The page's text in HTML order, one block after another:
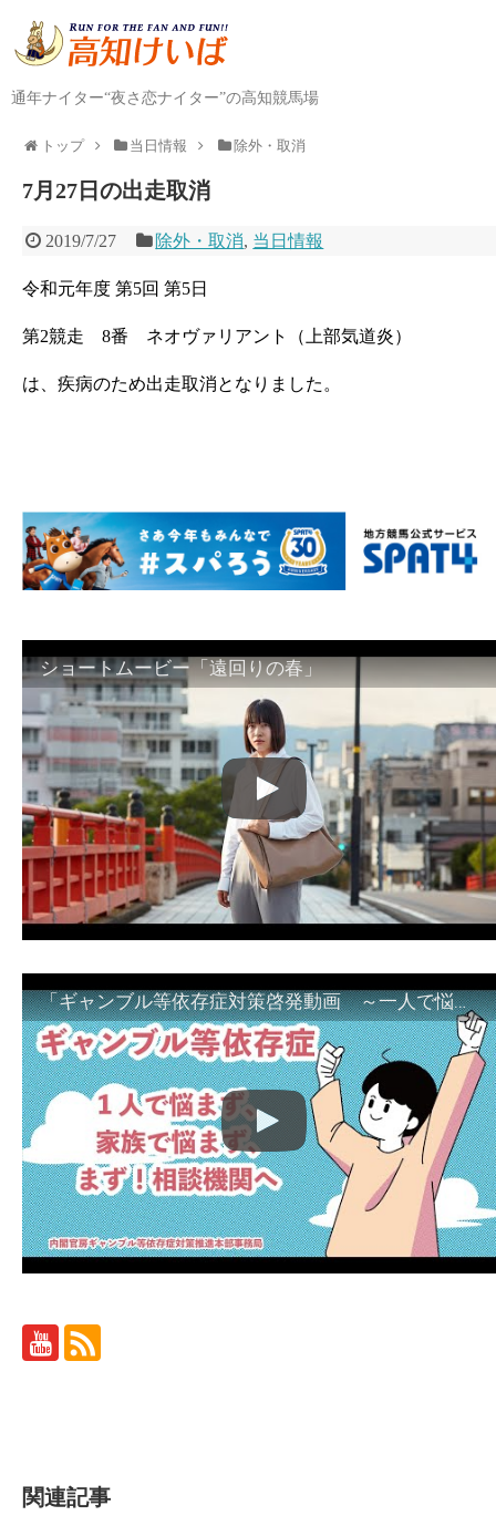
通年ナイター“夜さ恋ナイター”の高知競馬場
トップ 当日情報 除外・取消
7月27日の出走取消
2019/7/27 除外・取消, 当日情報
令和元年度 第5回 第5日
第2競走 8番 ネオヴァリアント（上部気道炎）
は、疾病のため出走取消となりました。
ショートムービー「遠回りの春」
「ギャンブル等依存症対策啓発動画 ～一人で悩まず、家族で悩まず、まず！相談機関へ～」
関連記事